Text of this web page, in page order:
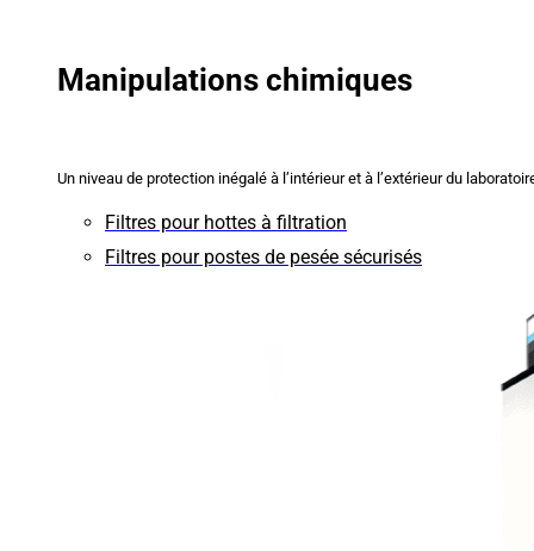
Manipulations chimiques
Un niveau de protection inégalé à l’intérieur et à l’extérieur du
Filtres pour hottes à filtration
Filtres pour postes de pesée sécurisés